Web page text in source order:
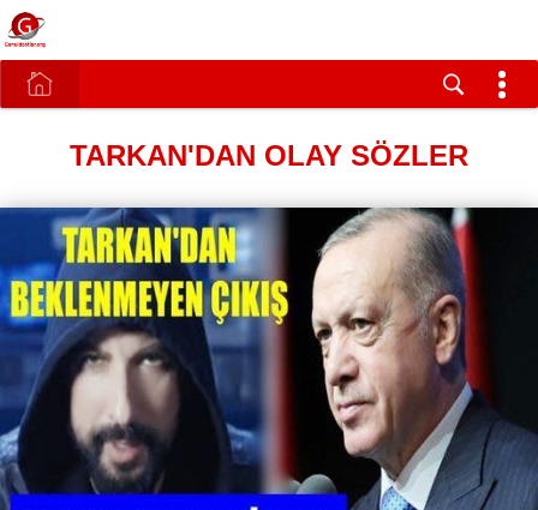
TARKAN'DAN OLAY SÖZLER